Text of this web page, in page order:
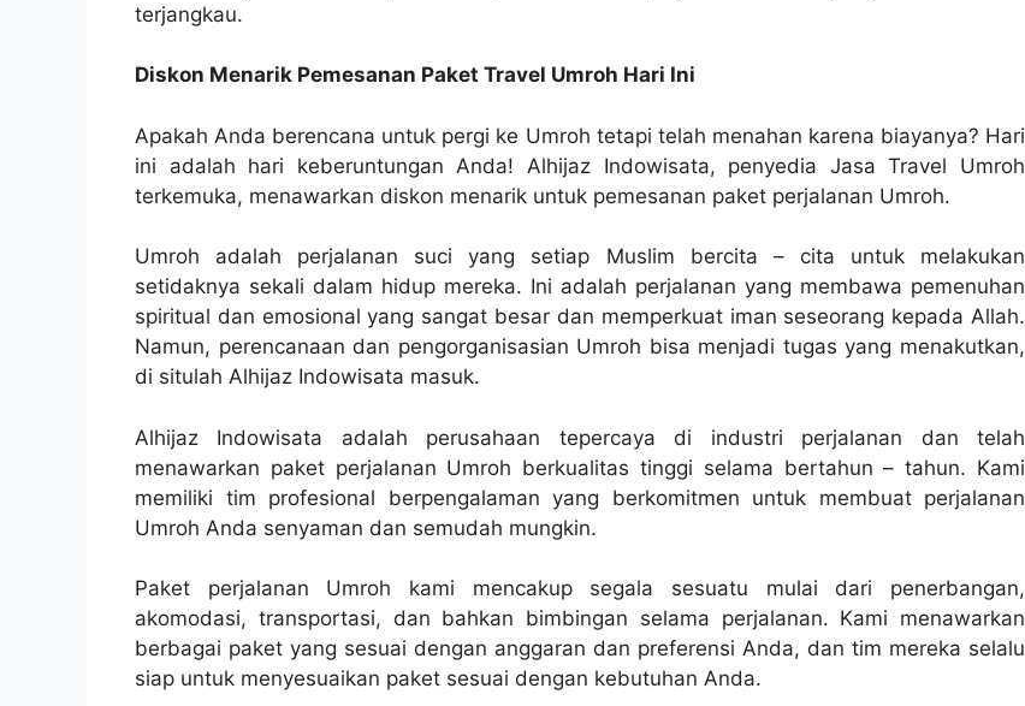
terjangkau.
Diskon Menarik Pemesanan Paket Travel Umroh Hari Ini
Apakah Anda berencana untuk pergi ke Umroh tetapi telah menahan karena biayanya? Hari
ini adalah hari keberuntungan Anda! Alhijaz Indowisata, penyedia Jasa Travel Umroh
terkemuka, menawarkan diskon menarik untuk pemesanan paket perjalanan Umroh.
Umroh adalah perjalanan suci yang setiap Muslim bercita – cita untuk melakukan
setidaknya sekali dalam hidup mereka. Ini adalah perjalanan yang membawa pemenuhan
spiritual dan emosional yang sangat besar dan memperkuat iman seseorang kepada Allah.
Namun, perencanaan dan pengorganisasian Umroh bisa menjadi tugas yang menakutkan,
di situlah Alhijaz Indowisata masuk.
Alhijaz Indowisata adalah perusahaan tepercaya di industri perjalanan dan telah
menawarkan paket perjalanan Umroh berkualitas tinggi selama bertahun – tahun. Kami
memiliki tim profesional berpengalaman yang berkomitmen untuk membuat perjalanan
Umroh Anda senyaman dan semudah mungkin.
Paket perjalanan Umroh kami mencakup segala sesuatu mulai dari penerbangan,
akomodasi, transportasi, dan bahkan bimbingan selama perjalanan. Kami menawarkan
berbagai paket yang sesuai dengan anggaran dan preferensi Anda, dan tim mereka selalu
siap untuk menyesuaikan paket sesuai dengan kebutuhan Anda.